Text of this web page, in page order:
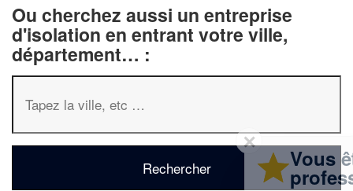
Ou cherchez aussi un entreprise
d'isolation en entrant votre ville,
département… :
✕
Vous êtes un
professionnel ?